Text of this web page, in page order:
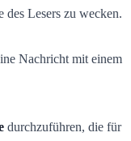
des Lesers zu wecken.
Nachricht mit einem
durchzuführen, die für